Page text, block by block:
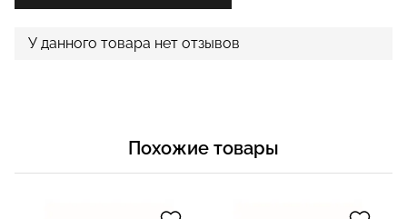
У данного товара нет отзывов
Похожие товары